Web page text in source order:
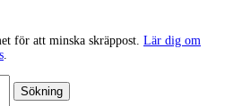
för att minska skräppost. Lär dig om